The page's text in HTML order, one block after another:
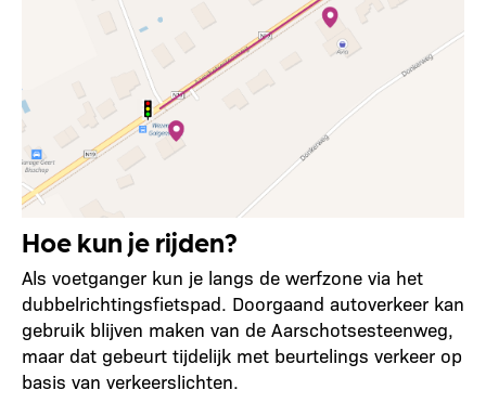
Hoe kun je rijden?
Als voetganger kun je langs de werfzone via het
dubbelrichtingsfietspad. Doorgaand autoverkeer kan
gebruik blijven maken van de Aarschotsesteenweg,
maar dat gebeurt tijdelijk met beurtelings verkeer op
basis van verkeerslichten.